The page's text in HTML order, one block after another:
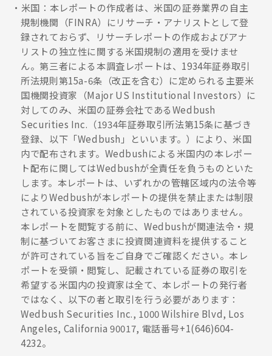
米国：本レポートの作成者は、米国の証券業界の自主
規制機関（FINRA）にリサーチ・アナリストとして登
録されておらず、リサーチレポートの作成およびアナ
リストの独立性に関する米国規制の適用を受けませ
ん。第三者による本調査レポートは、1934年証券取引
所法規則第15a-6条（改正を含む）に定められる主要米
国機関投資家（Major US Institutional Investors）に
対してのみ、米国の証券会社であるWedbush
Securities Inc.（1934年証券取引所法第15条に基づき
登録、以下「Wedbush」といいます。）により、米国
内で配布されます。Wedbushによる米国内の本レポー
ト配布に関してはWedbushが全責任を負うものといた
します。本レポートは、いずれかの管轄区域内の法令等
によりWedbushが本レポートの提供を禁止または制限
されている投資家を対象としたものではありません。
本レポートを閲覧する前に、Wedbushが関連法令・規
制に基づいてお客さまに投資関連資料を提供すること
が許可されている旨をご自身でご確認ください。本レ
ポートを受領・閲覧し、記載されている証券の取引を
希望する米国内の投資家は全て、本レポートの発行者
ではなく、以下の者と取引を行う必要があります：
Wedbush Securities Inc., 1000 Wilshire Blvd, Los
Angeles, California 90017, 電話番号+1(646)604-
4232。